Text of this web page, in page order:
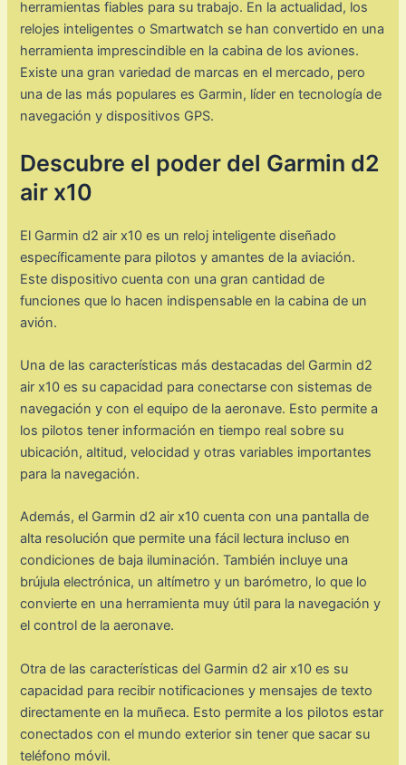
herramientas fiables para su trabajo. En la actualidad, los
relojes inteligentes o Smartwatch se han convertido en una
herramienta imprescindible en la cabina de los aviones.
Existe una gran variedad de marcas en el mercado, pero
una de las más populares es Garmin, líder en tecnología de
navegación y dispositivos GPS.
Descubre el poder del Garmin d2
air x10
El Garmin d2 air x10 es un reloj inteligente diseñado
específicamente para pilotos y amantes de la aviación.
Este dispositivo cuenta con una gran cantidad de
funciones que lo hacen indispensable en la cabina de un
avión.
Una de las características más destacadas del Garmin d2
air x10 es su capacidad para conectarse con sistemas de
navegación y con el equipo de la aeronave. Esto permite a
los pilotos tener información en tiempo real sobre su
ubicación, altitud, velocidad y otras variables importantes
para la navegación.
Además, el Garmin d2 air x10 cuenta con una pantalla de
alta resolución que permite una fácil lectura incluso en
condiciones de baja iluminación. También incluye una
brújula electrónica, un altímetro y un barómetro, lo que lo
convierte en una herramienta muy útil para la navegación y
el control de la aeronave.
Otra de las características del Garmin d2 air x10 es su
capacidad para recibir notificaciones y mensajes de texto
directamente en la muñeca. Esto permite a los pilotos estar
conectados con el mundo exterior sin tener que sacar su
teléfono móvil.